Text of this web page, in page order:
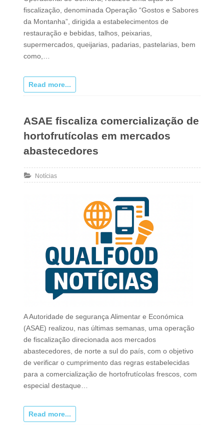
fiscalização, denominada Operação “Gostos e Sabores
da Montanha”, dirigida a estabelecimentos de
restauração e bebidas, talhos, peixarias,
supermercados, queijarias, padarias, pastelarias, bem
como,…
Read more...
ASAE fiscaliza comercialização de
hortofrutícolas em mercados
abastecedores
Notícias
A Autoridade de segurança Alimentar e Económica
(ASAE) realizou, nas últimas semanas, uma operação
de fiscalização direcionada aos mercados
abastecedores, de norte a sul do país, com o objetivo
de verificar o cumprimento das regras estabelecidas
para a comercialização de hortofrutícolas frescos, com
especial destaque…
Read more...